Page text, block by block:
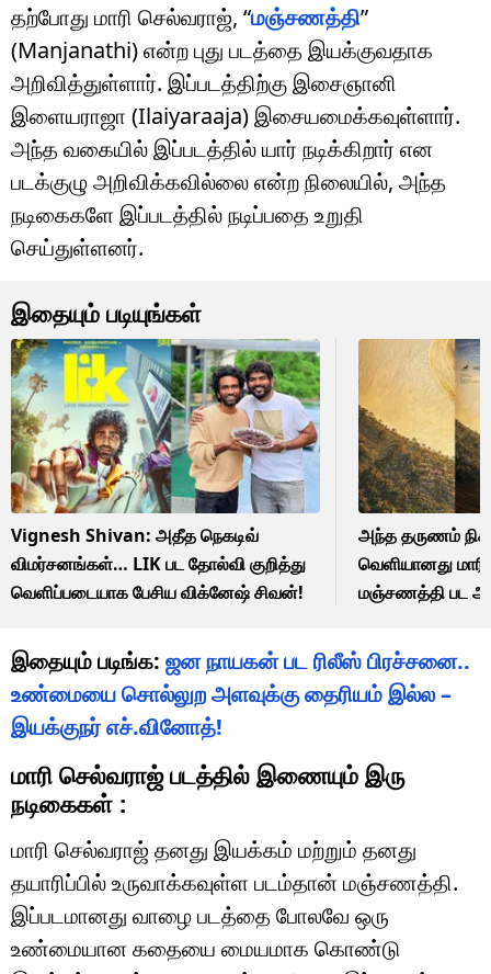
தற்போது மாரி செல்வராஜ், “மஞ்சணத்தி”
(Manjanathi) என்ற புது படத்தை இயக்குவதாக
அறிவித்துள்ளார். இப்படத்திற்கு இசைஞானி
இளையராஜா (Ilaiyaraaja) இசையமைக்கவுள்ளார்.
அந்த வகையில் இப்படத்தில் யார் நடிக்கிறார் என
படக்குழு அறிவிக்கவில்லை என்ற நிலையில், அந்த
நடிகைகளே இப்படத்தில் நடிப்பதை உறுதி
செய்துள்ளனர்.
இதையும் படியுங்கள்
Vignesh Shivan: அதீத நெகடிவ்
விமர்சனங்கள்… LIK பட தோல்வி குறித்து
வெளிப்படையாக பேசிய விக்னேஷ் சிவன்!
அந்த தருணம்
வெளியானது
மஞ்சணத்தி பட
இதையும் படிங்க: ஜன நாயகன் பட ரிலீஸ் பிரச்சனை..
உண்மையை சொல்லுற அளவுக்கு தைரியம் இல்ல –
இயக்குநர் எச்.வினோத்!
மாரி செல்வராஜ் படத்தில் இணையும் இரு
நடிகைகள் :
மாரி செல்வராஜ் தனது இயக்கம் மற்றும் தனது
தயாரிப்பில் உருவாக்கவுள்ள படம்தான் மஞ்சணத்தி.
இப்படமானது வாழை படத்தை போலவே ஒரு
உண்மையான கதையை மையமாக கொண்டு